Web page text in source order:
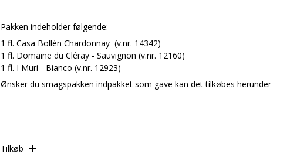
Pakken indeholder følgende:
1 fl. Casa Bollén Chardonnay (v.nr. 14342)
1 fl. Domaine du Cléray - Sauvignon (v.nr. 12160)
1 fl. I Muri - Bianco (v.nr. 12923)
Ønsker du smagspakken indpakket som gave kan det tilkøbes herunder
Tilkøb 